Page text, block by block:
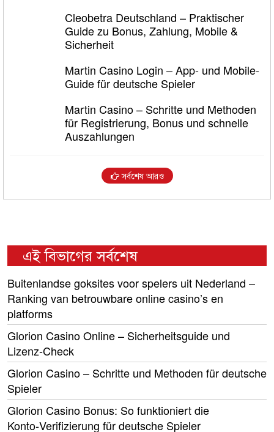
Cleobetra Deutschland – Praktischer
Guide zu Bonus, Zahlung, Mobile &
Sicherheit
Martin Casino Login – App- und Mobile-
Guide für deutsche Spieler
Martin Casino – Schritte und Methoden
für Registrierung, Bonus und schnelle
Auszahlungen
সর্বশেষ আরও
এই বিভাগের সর্বশেষ
Buitenlandse goksites voor spelers uit Nederland –
Ranking van betrouwbare online casino’s en
platforms
Glorion Casino Online – Sicherheitsguide und
Lizenz‑Check
Glorion Casino – Schritte und Methoden für deutsche
Spieler
Glorion Casino Bonus: So funktioniert die
Konto‑Verifizierung für deutsche Spieler